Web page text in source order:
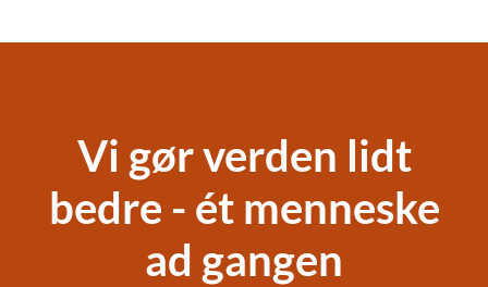
Vi gør verden lidt
bedre - ét menneske
ad gangen